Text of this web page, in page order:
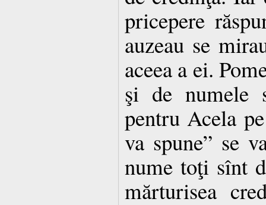
pricepere
auzeau se
aceea a ei.
şi de numele
pentru Acela
va spune” se
nume toţi sînt
mărturisea